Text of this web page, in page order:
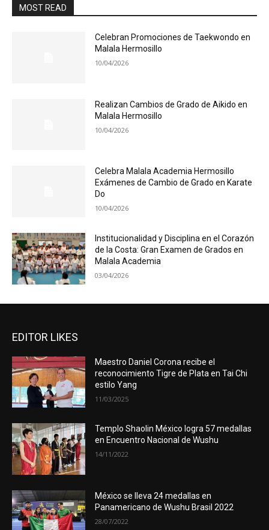
MOST READ
Celebran Promociones de Taekwondo en
Malala Hermosillo
10/04/2026
Realizan Cambios de Grado de Aikido en
Malala Hermosillo
10/04/2026
Celebra Malala Academia Hermosillo
Exámenes de Cambio de Grado en Karate
Do
10/04/2026
Institucionalidad y Disciplina en el Corazón
de la Costa: Gran Examen de Grados en
Malala Academia
03/04/2026
EDITOR LIKES
Maestro Daniel Corona recibe el
reconocimiento Tigre de Plata en Tai Chi
estilo Yang
11/03/2025
Templo Shaolin México logra 57 medallas
en Encuentro Nacional de Wushu
14/11/2022
México se lleva 24 medallas en
Panamericano de Wushu Brasil 2022
28/07/2022